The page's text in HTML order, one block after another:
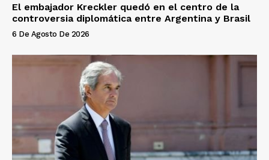
El embajador Kreckler quedó en el centro de la
controversia diplomática entre Argentina y Brasil
6 De Agosto De 2026